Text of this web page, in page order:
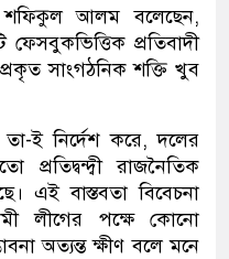
শফিকুল আলম বলেছেন,
প্রতিবাদী
সাংগঠনিক শক্তি খুব
তা-ই নির্দেশ করে, দলের
রাজনৈতিক
এই বাস্তবতা বিবেচনা
লীগের পক্ষে কোনো
অত্যন্ত ক্ষীণ বলে মনে